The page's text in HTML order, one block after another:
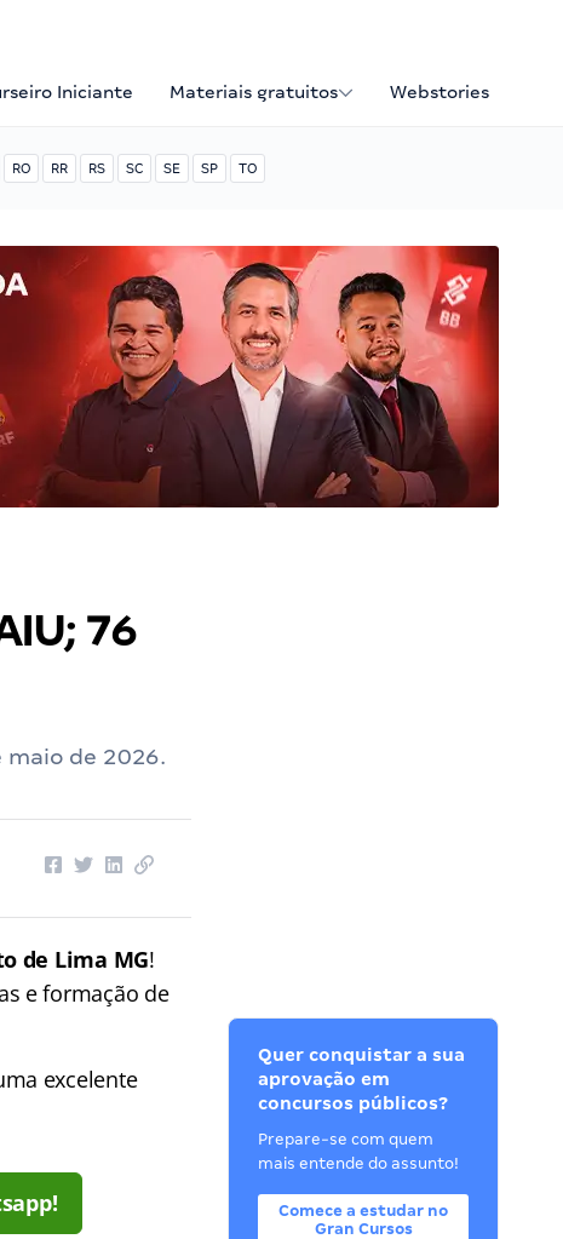
Iniciante Materiais gratuitos Webstories
RO RR RS SC SE SP TO
76
maio de 2026.
de Lima MG!
e formação de
excelente
Quer conquistar a sua
aprovação em
concursos públicos?
Prepare-se com quem
mais entende do assunto!
Comece a estudar no
Gran Cursos